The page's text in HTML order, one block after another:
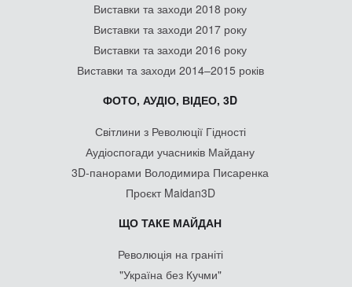
Виставки та заходи 2018 року
Виставки та заходи 2017 року
Виставки та заходи 2016 року
Виставки та заходи 2014–2015 років
ФОТО, АУДІО, ВІДЕО, 3D
Світлини з Революції Гідності
Аудіоспогади учасників Майдану
3D-панорами Володимира Писаренка
Проєкт Maidan3D
ЩО ТАКЕ МАЙДАН
Революція на граніті
"Україна без Кучми"